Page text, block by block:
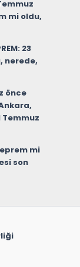
mi oldu,
23
nerede,
önce
Temmuz
mi
son